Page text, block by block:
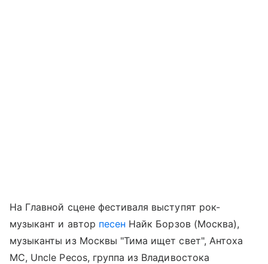
На Главной сцене фестиваля выступят рок-
музыкант и автор песен Найк Борзов (Москва),
музыканты из Москвы "Тима ищет свет", Антоха
МС, Uncle Pecos, группа из Владивостока